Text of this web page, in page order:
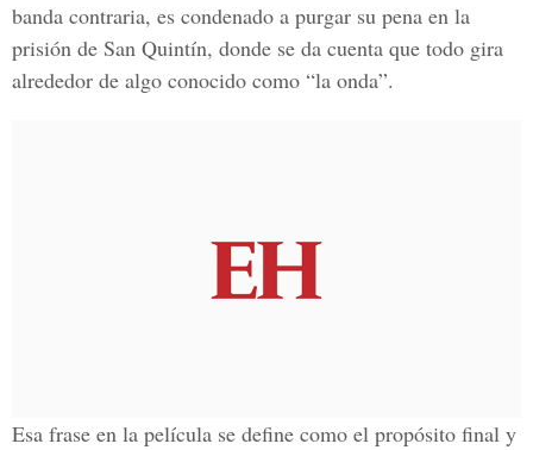
banda contraria, es condenado a purgar su pena en la
prisión de San Quintín, donde se da cuenta que todo gira
alrededor de algo conocido como “la onda”.
Esa frase en la película se define como el propósito final y